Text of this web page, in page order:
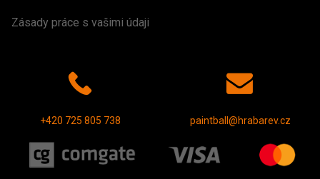
Zásady práce s vašimi údaji
+420 725 805 738 paintball@hrabarev.cz